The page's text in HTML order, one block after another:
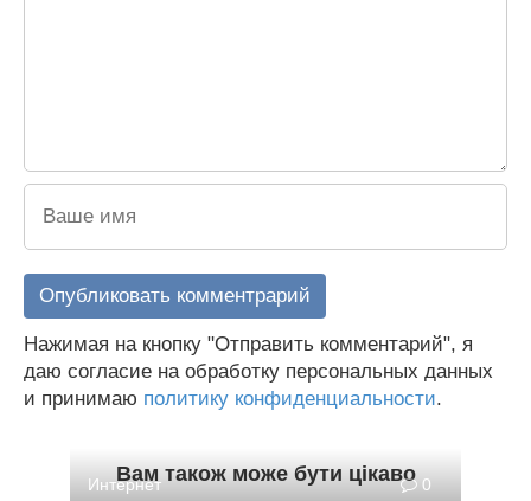
Нажимая на кнопку "Отправить комментарий", я
даю согласие на обработку персональных данных
и принимаю политику конфиденциальности.
Вам також може бути цікаво
Интернет 0